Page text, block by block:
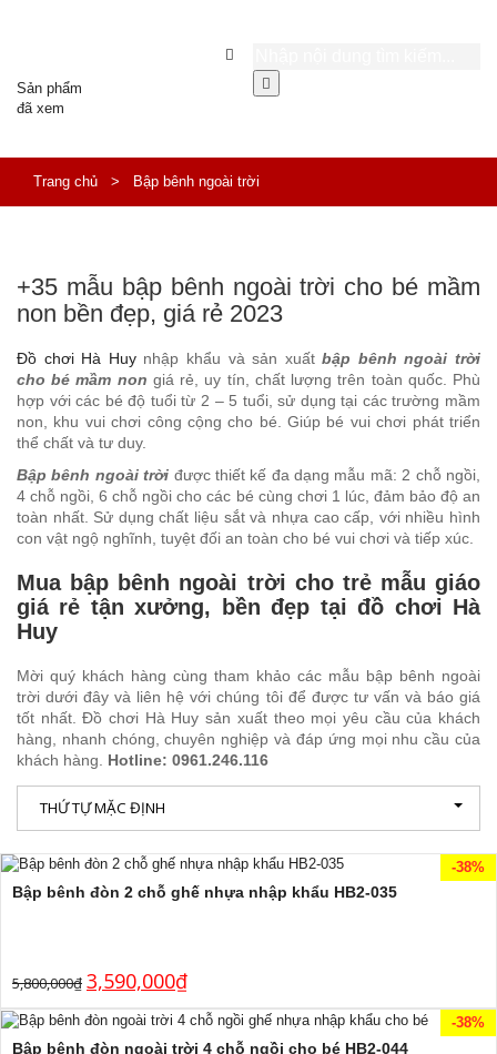
Sản phẩm
đã xem
Trang chủ > Bập bênh ngoài trời
+35 mẫu bập bênh ngoài trời cho bé mầm
non bền đẹp, giá rẻ 2023
Đồ chơi Hà Huynhập khẩu và sản xuấtbập bênh ngoài trời
cho bé mầm non giá rẻ, uy tín, chất lượng trên toàn quốc. Phù
hợp với các bé độ tuổi từ 2 – 5 tuổi, sử dụng tại các trường mầm
non, khu vui chơi công cộng cho bé. Giúp bé vui chơi phát triển
thể chất và tư duy.
Bập bênh ngoài trời được thiết kế đa dạng mẫu mã: 2 chỗ ngồi,
4 chỗ ngồi, 6 chỗ ngồi cho các bé cùng chơi 1 lúc, đảm bảo độ an
toàn nhất. Sử dụng chất liệu sắt và nhựa cao cấp, với nhiều hình
con vật ngộ nghĩnh, tuyệt đối an toàn cho bé vui chơi và tiếp xúc.
Mua bập bênh ngoài trời cho trẻ mẫu giáo
giá rẻ tận xưởng, bền đẹp tại đồ chơi Hà
Huy
Mời quý khách hàng cùng tham khảo các mẫu bập bênh ngoài
trời dưới đây và liên hệ với chúng tôi để được tư vấn và báo giá
tốt nhất. Đồ chơi Hà Huy sản xuất theo mọi yêu cầu của khách
hàng, nhanh chóng, chuyên nghiệp và đáp ứng mọi nhu cầu của
khách hàng. Hotline: 0961.246.116
THỨ TỰ MẶC ĐỊNH
-38%
Bập bênh đòn 2 chỗ ghế nhựa nhập khẩu HB2-035
5,800,000₫ 3,590,000₫
-38%
Bập bênh đòn ngoài trời 4 chỗ ngồi cho bé HB2-044